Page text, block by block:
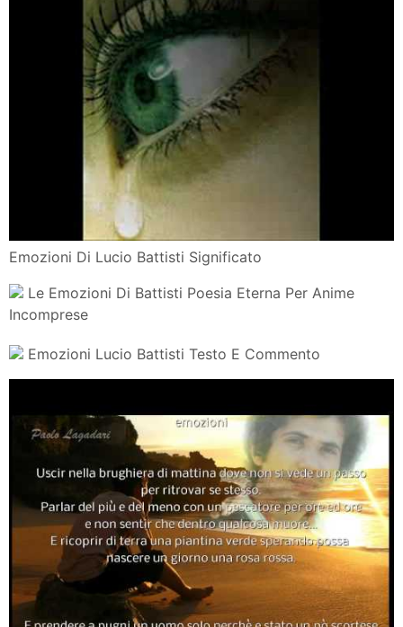
Emozioni Di Lucio Battisti Significato
Le Emozioni Di Battisti Poesia Eterna Per Anime
Incomprese
Emozioni Lucio Battisti Testo E Commento